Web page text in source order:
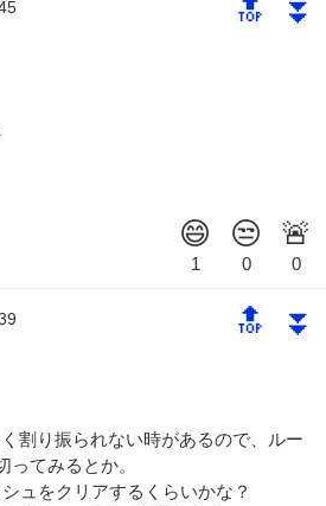
🔝 ⏬
🔝 ⏬
割り振られない時があるので、ルー
ってみるとか。
ュをクリアするくらいかな？